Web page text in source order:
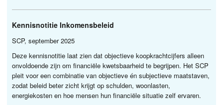
Kennisnotitie Inkomensbeleid
SCP, september 2025
Deze kennisnotitie laat zien dat objectieve koopkrachtcijfers alleen
onvoldoende zijn om financiële kwetsbaarheid te begrijpen. HetSCP
pleit voor een combinatie van objectieve én subjectieve maatstaven,
zodat beleid beter zicht krijgt op schulden, woonlasten,
energiekosten en hoe mensen hun financiële situatie zelf ervaren.